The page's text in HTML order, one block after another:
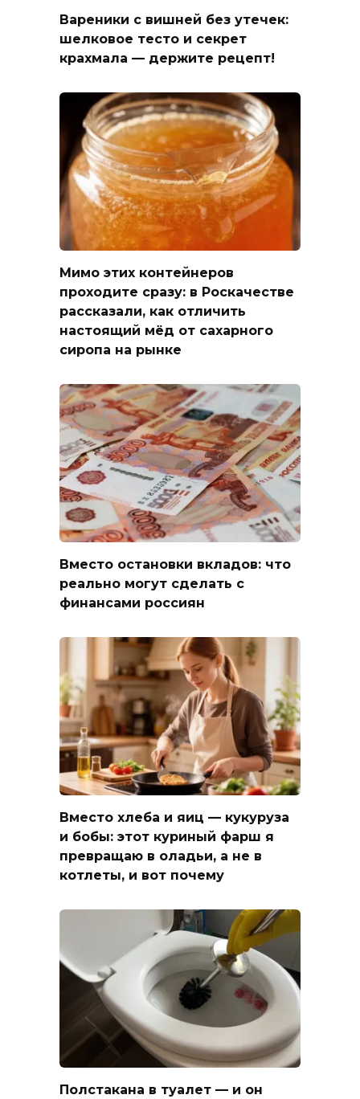
Вареники с вишней без утечек:
шелковое тесто и секрет
крахмала — держите рецепт!
Мимо этих контейнеров
проходите сразу: в Роскачестве
рассказали, как отличить
настоящий мёд от сахарного
сиропа на рынке
Вместо остановки вкладов: что
реально могут сделать с
финансами россиян
Вместо хлеба и яиц — кукуруза
и бобы: этот куриный фарш я
превращаю в оладьи, а не в
котлеты, и вот почему
Полстакана в туалет — и он